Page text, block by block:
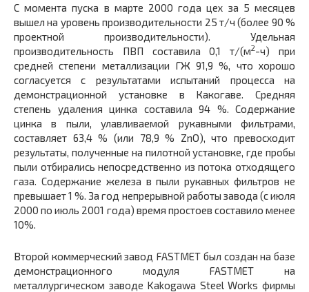
С момента пуска в марте 2000 года цех за 5 месяцев
вышел на уровень производительности 25 т/ч (более 90 %
проектной производительности). Удельная
производительность ПВП составила 0,1 т/(м2-ч) при
средней степени металлизации ГЖ 91,9 %, что хорошо
согласуется с результатами испытаний процесса на
демонстрационной установке в Какогаве. Средняя
степень удаления цинка составила 94 %. Содержание
цинка в пыли, улавливаемой рукавными фильтрами,
составляет 63,4 % (или 78,9 % ZnO), что превосходит
результаты, полученные на пилотной установке, где пробы
пыли отбирались непосредственно из потока отходящего
газа. Содержание железа в пыли рукавных фильтров не
превышает 1 %. За год непрерывной работы завода (с июля
2000 по июль 2001 года) время простоев составило менее
10%.
Второй коммерческий завод FASTMET был создан на базе
демонстрационного модуля FASTMET на
металлургическом заводе Kakogawa Steel Works фирмы